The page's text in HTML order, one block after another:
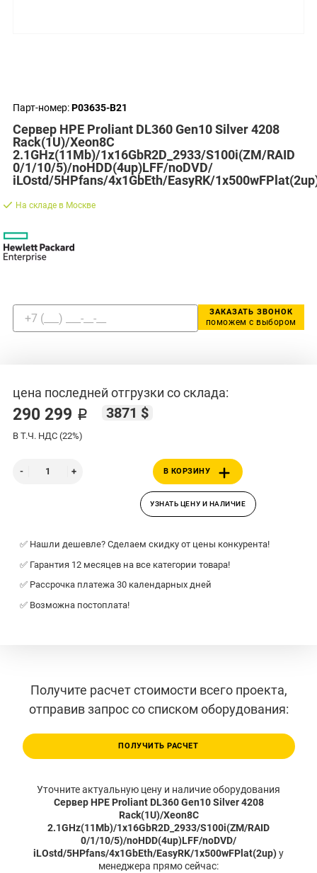
Парт-номер:P03635-B21
Сервер HPE Proliant DL360 Gen10 Silver 4208
Rack(1U)/Xeon8C
2.1GHz(11Mb)/1x16GbR2D_2933/S100i(ZM/RAID
0/1/10/5)/noHDD(4up)LFF/noDVD/
iLOstd/5HPfans/4x1GbEth/EasyRK/
На складе в Москве
ЗАКАЗАТЬ ЗВОНОК
поможем с выбором
цена последней отгрузки со склада:
290 299 ₽ 3871 $
В Т.Ч. НДС (22%)
В КОРЗИНУ
УЗНАТЬ ЦЕНУ И НАЛИЧИЕ
✅ Нашли дешевле? Сделаем скидку от цены конкурента!
✅ Гарантия 12 месяцев на все категории товара!
✅ Рассрочка платежа 30 календарных дней
✅ Возможна постоплата!
Получите расчет стоимости всего проекта,
отправив запрос со списком оборудования:
ПОЛУЧИТЬ РАСЧЕТ
Уточните актуальную цену и наличие оборудования
Сервер HPE Proliant DL360 Gen10 Silver 4208
Rack(1U)/Xeon8C
2.1GHz(11Mb)/1x16GbR2D_2933/S100i(ZM/RAID
0/1/10/5)/noHDD(4up)LFF/noDVD/
iLOstd/5HPfans/4x1GbEth/EasyRK/1x500wFPlat(2up)у
менеджера прямо сейчас: